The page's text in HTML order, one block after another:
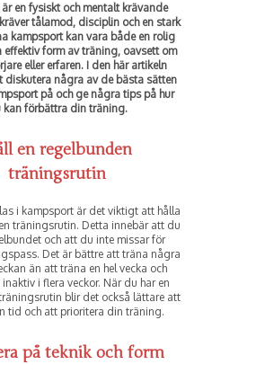
en fysiskt och mentalt krävande
tålamod, disciplin och en stark
kampsport kan vara både en rolig
effektiv form av träning, oavsett om
eller erfaren. I den här artikeln
diskutera några av de bästa sätten
på och ge några tips på hur
kan förbättra din träning.
en regelbunden
träningsrutin
i kampsport är det viktigt att hålla
träningsrutin. Detta innebär att du
och att du inte missar för
Det är bättre att träna några
än att träna en hel vecka och
i flera veckor. När du har en
blir det också lättare att
tid och att prioritera din träning.
på teknik och form